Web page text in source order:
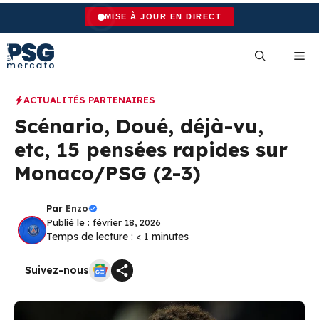
Aller
contenu
MISE À JOUR EN DIRECT
ACTUALITÉS PARTENAIRES
Scénario, Doué, déjà-vu,
etc, 15 pensées rapides sur
Monaco/PSG (2-3)
Par Enzo
Publié le : février 18, 2026
Temps de lecture : < 1 minutes
Suivez-nous